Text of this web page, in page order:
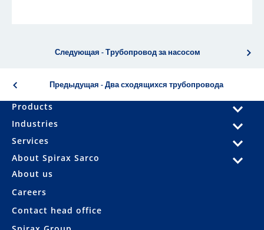
Предыдущая - Два сходящихся трубопровода
Следующая - Трубопровод за насосом
Products
Industries
Services
About Spirax Sarco
About us
Careers
Contact head office